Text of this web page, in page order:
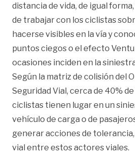
distancia de vida, de igual
de trabajar con los ciclistas
hacerse visibles en la vía y
puntos ciegos o el efecto
ocasiones inciden en la
Según la matriz de colisión del
Seguridad Vial, cerca de 40%
ciclistas tienen lugar en un
vehículo de carga o de
generar acciones de
vial entre estos actores viales.